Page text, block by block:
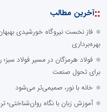
پایگاه اطلاع رسانی مشارکت
اداره کل آموزش و پرورش
حسین براتی
::آخرین مطالب
فاز نخست نیروگاه خورشیدی
بهره‌برداری
فولاد هرمزگان در مسیر فولاد
برای تحول صنعت
خانه با نور، صمیمی‌تر می‌شود
آموزش زبان با نگاه روان‌شناختی؛